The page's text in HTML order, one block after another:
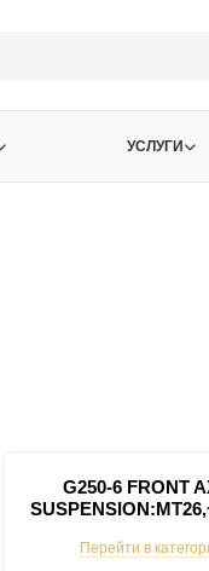
УСЛУГИ
G250-6 FRONT
Перейти в